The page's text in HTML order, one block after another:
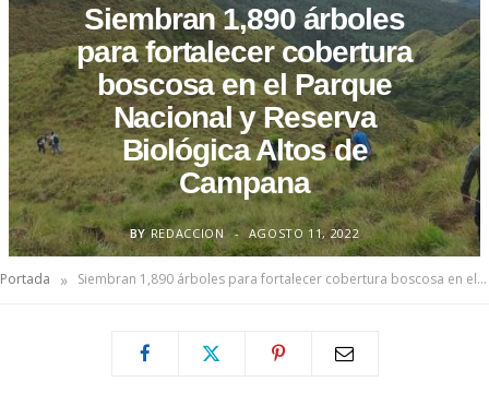
)
Siembran 1,890 árboles
para fortalecer cobertura
boscosa en el Parque
Nacional y Reserva
Biológica Altos de
Campana
BY REDACCION AGOSTO 11, 2022
Portada » Siembran 1,890 árboles para fortalecer cobertura boscosa en el Parque Nacional y Reserva Biológica Altos de Campana